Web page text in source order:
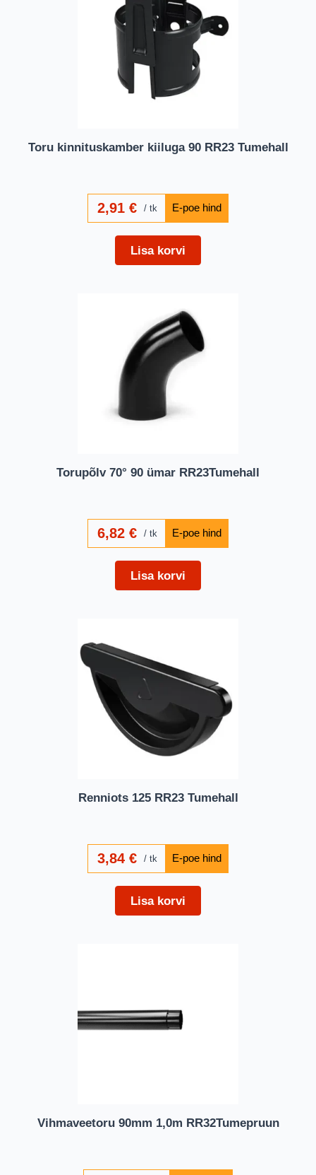
Toru kinnituskamber kiiluga 90 RR23 Tumehall
2,91€ tk
Lisa korvi
Torupõlv 70° 90 ümar RR23Tumehall
6,82€ tk
Lisa korvi
Renniots 125 RR23 Tumehall
3,84€ tk
Lisa korvi
Vihmaveetoru 90mm 1,0m RR32Tumepruun